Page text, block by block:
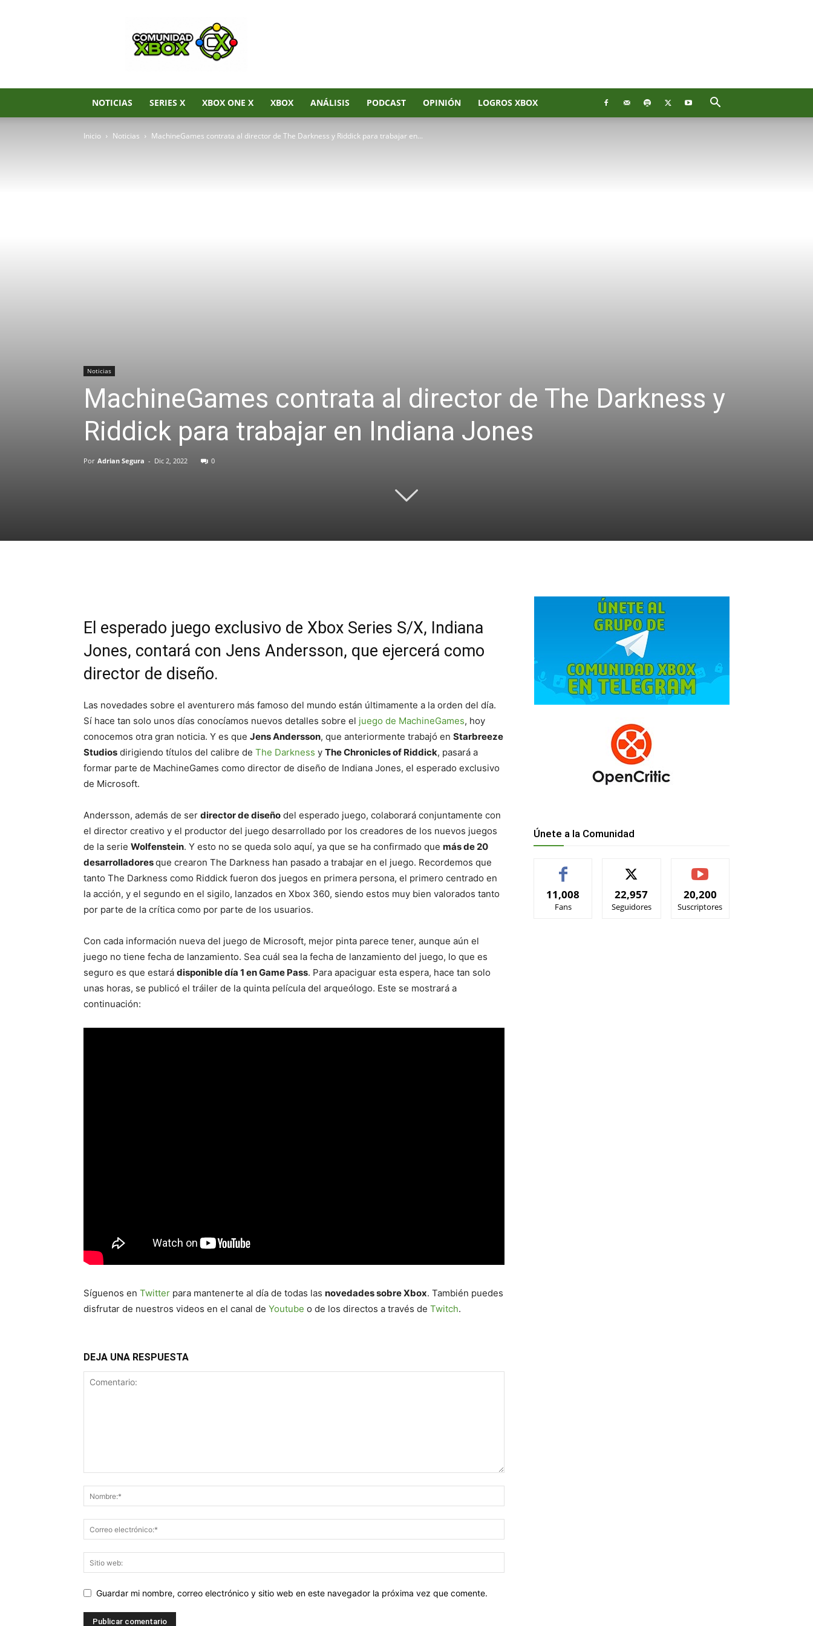
Noticias
de
Xbox
Series
Xbox
One
360
NOTICIAS SERIES X XBOX ONE X XBOX ANÁLISIS PODCAST OPINIÓN LOGROS XBOX
Inicio Noticias MachineGames contrata al director de The Darkness y Riddick para trabajar en...
Noticias
MachineGames contrata al director de The Darkness y
Riddick para trabajar en Indiana Jones
Por Adrian Segura - Dic 2, 2022 0
El esperado juego exclusivo de Xbox Series S/X, Indiana
Jones, contará con Jens Andersson, que ejercerá como
director de diseño.
Las novedades sobre el aventurero más famoso del mundo están últimamente a la orden del día.
Sí hace tan solo unos días conocíamos nuevos detalles sobre el juego de MachineGames, hoy
conocemos otra gran noticia. Y es que Jens Andersson, que anteriormente trabajó en Starbreeze
Studios dirigiendo títulos del calibre de The Darkness y The Chronicles of Riddick, pasará a
formar parte de MachineGames como director de diseño de Indiana Jones, el esperado exclusivo
de Microsoft.
Andersson, además de ser director de diseño del esperado juego, colaborará conjuntamente con
el director creativo y el productor del juego desarrollado por los creadores de los nuevos juegos
de la serie Wolfenstein. Y esto no se queda solo aquí, ya que se ha confirmado que más de 20
desarrolladoresque crearon The Darkness han pasado a trabajar en el juego. Recordemos que
tanto The Darkness como Riddick fueron dos juegos en primera persona, el primero centrado en
la acción, y el segundo en el sigilo, lanzados en Xbox 360, siendo estos muy bien valorados tanto
por parte de la crítica como por parte de los usuarios.
Con cada información nueva del juego de Microsoft, mejor pinta parece tener, aunque aún el
juego no tiene fecha de lanzamiento. Sea cuál sea la fecha de lanzamiento del juego, lo que es
seguro es que estará disponible día 1 en Game Pass. Para apaciguar esta espera, hace tan solo
unas horas, se publicó el tráiler de la quinta película del arqueólogo. Este se mostrará a
continuación:
Síguenos en Twitter para mantenerte al día de todas las novedades sobre Xbox. También puedes
disfrutar de nuestros videos en el canal de Youtube o de los directos a través de Twitch.
DEJA UNA RESPUESTA
Guardar mi nombre, correo electrónico y sitio web en este navegador la próxima vez que comente.
Únete a la Comunidad
11,008
Fans
22,957
Seguidores
20,200
Suscriptores